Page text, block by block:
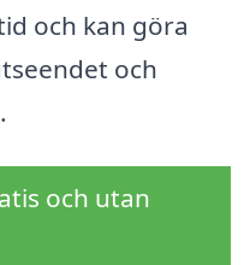
och kan göra
och
och utan